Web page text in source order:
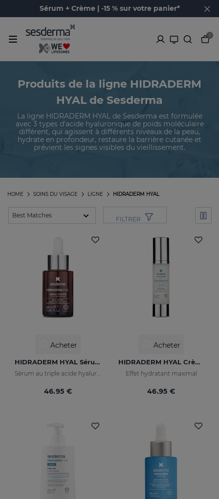
Sérum + Crème | -15 % sur votre panier*
0
Produits de la ligne HIDRADERM
HYAL de Sesderma
La ligne HIDRADERM HYAL de Sesderma est formulée
avec 3 types d’acide hyaluronique de poids moléculaire
différent, qui agissent à différents niveaux de la peau,
hydrate en profondeur, restaure la barrière cutanée et
prévient les signes visibles du vieillissement.
HIDRADERM HYAL
LIGNE
SOINS DU VISAGE
HOME
FILTRER
Acheter
HIDRADERM HYAL Sérum Liposomal
Sérum au triple acide hyaluronique pour une hydratation 3 fois plus importante
46.95 €
Acheter
HIDRADERM HYAL Crème Hydratante
Effet hydratant maximal
46.95 €